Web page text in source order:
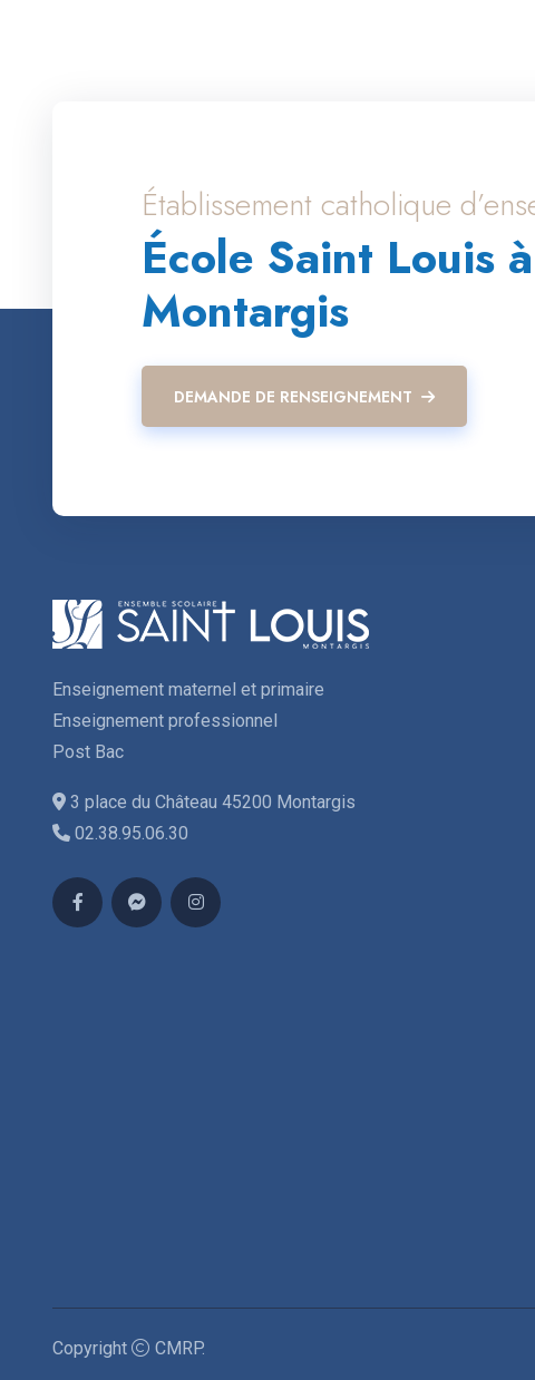
Établissement catholique
École Saint Louis à
Montargis
DEMANDE DE RENSEIGNEMENT
Enseignement maternel et primaire
Enseignement professionnel
Post Bac
3 place du Château 45200 Montargis
02.38.95.06.30
Copyright CMRP.